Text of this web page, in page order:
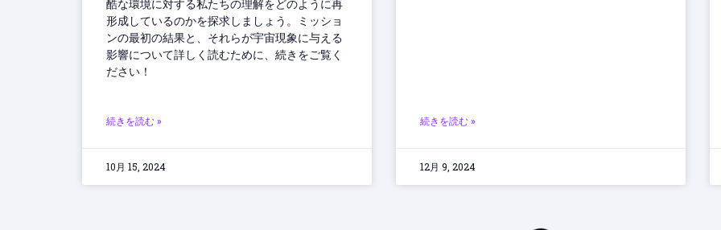
酷な環境に対する私たちの理解をどのように再
形成しているのかを探求しましょう。ミッショ
ンの最初の結果と、それらが宇宙現象に与える
影響について詳しく読むために、続きをご覧く
ださい！
続きを読む »
10月 15, 2024
続きを読む »
12月 9, 2024